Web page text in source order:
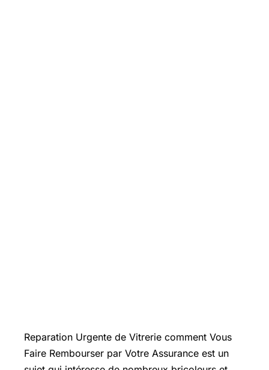
Reparation Urgente de Vitrerie comment Vous
Faire Rembourser par Votre Assurance est un